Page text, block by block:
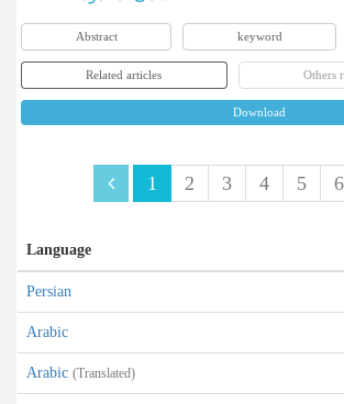
Abstract keyword
Related articles Others
Download
1 2 3 4 5 6
Language
Persian
Arabic
Arabic (Translated)